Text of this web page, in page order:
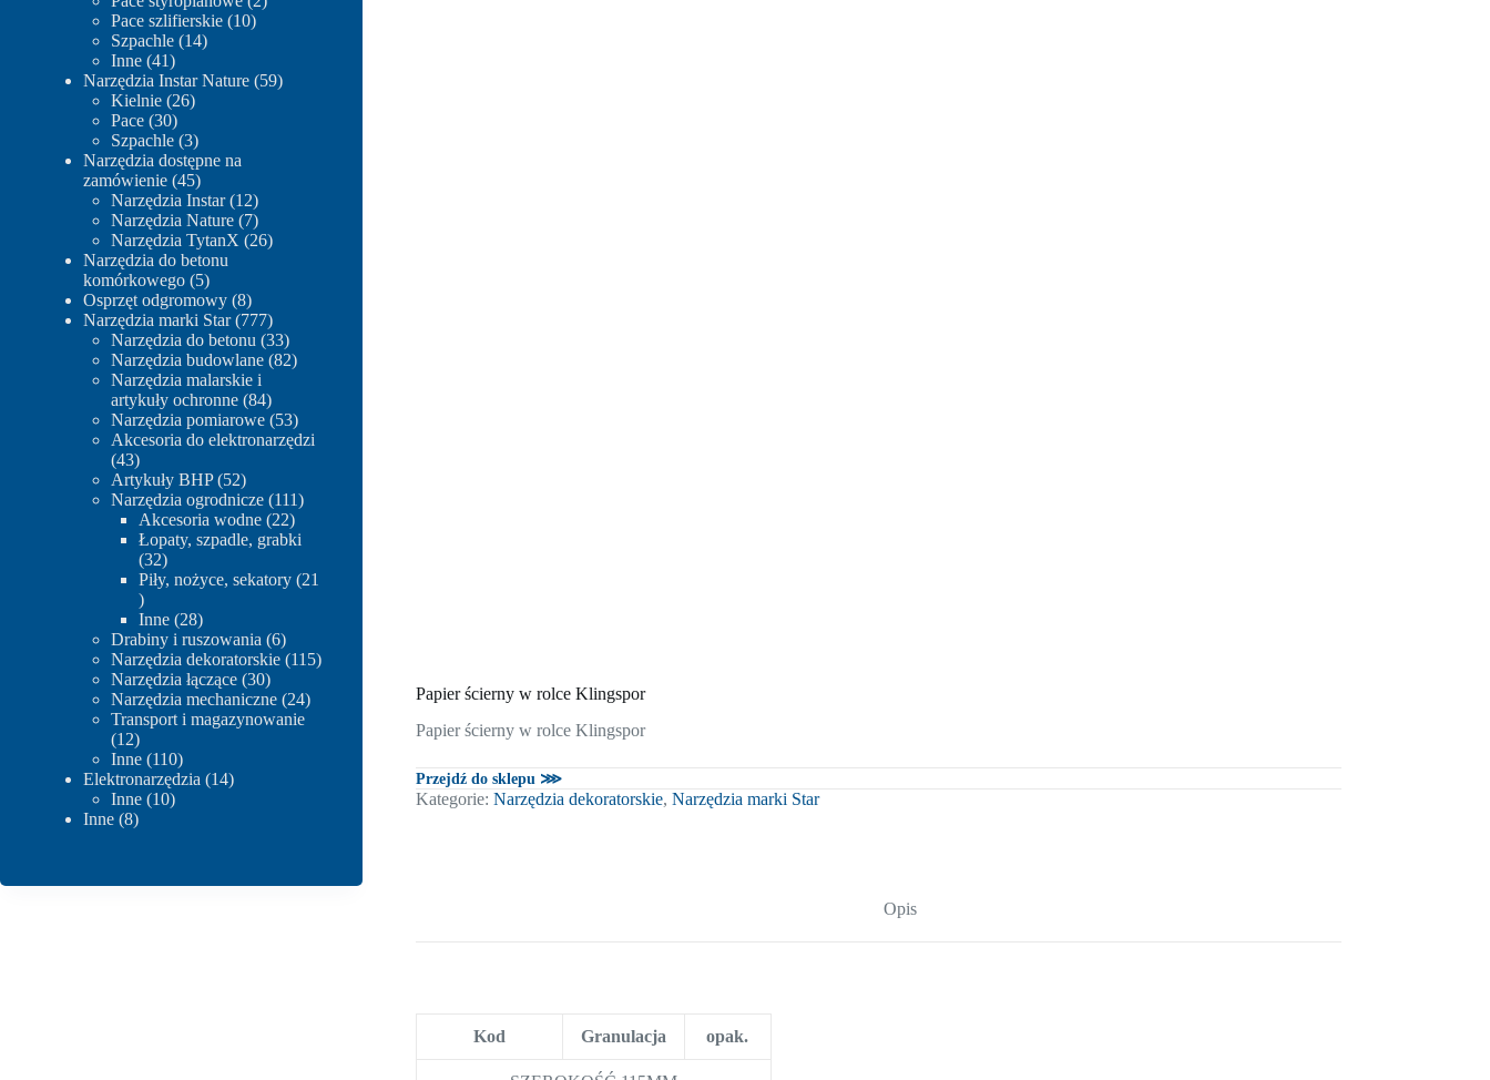
Papier ścierny w rolce Klingspor
Papier ścierny w rolce Klingspor
Przejdź do sklepu ⋙
Kategorie: Narzędzia dekoratorskie, Narzędzia marki Star
Opis
Kod Granulacja opak.
Pace szlifierskie 1010
Szpachle 1414
Inne 4141
produktów
Narzędzia Instar Nature 5959
Kielnie 2626
Pace 3030
produktów
Szpachle 33
produkty
Narzędzia dostępne na
zamówienie 4545
produktów
Narzędzia Instar 1212
produktów
Narzędzia Nature 77
produktów
Narzędzia TytanX 2626
Narzędzia do betonu
komórkowego 55
produktów
Osprzęt odgromowy 88
produktów
Narzędzia marki Star 777777
produktów
Narzędzia do betonu 3333
produkty
Narzędzia budowlane 8282
Narzędzia malarskie i
artykuły ochronne 8484
produkty
Narzędzia pomiarowe 5353
produkty
Akcesoria do elektronarzędzi
4343
produkty
Artykuły BHP 5252
produkty
Narzędzia ogrodnicze 111111
Akcesoria wodne 2222
produkty
Łopaty, szpadle, grabki
3232
produkty
Piły, nożyce, sekatory 21
21
produktów
Inne 2828
produktów
Drabiny i ruszowania 66
produktów
Narzędzia dekoratorskie 115115
Narzędzia łączące 3030
produktów
Narzędzia mechaniczne 2424
produkty
Transport i magazynowanie
1212
produktów
Inne 110110
produktów
Elektronarzędzia 1414
Inne 1010
Inne 88